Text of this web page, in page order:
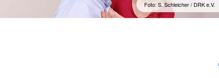
Foto: S. Schleicher / DRK e.V.